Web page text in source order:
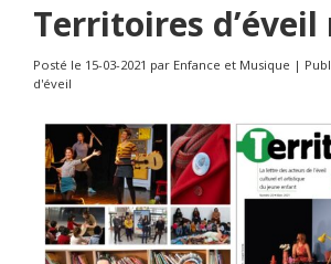
Territoires d’éveil
Posté le 15-03-2021 par Enfance et Musique |
d'éveil